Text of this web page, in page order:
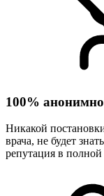
100% анонимно
Никакой
врача, не будет
репутация в полной